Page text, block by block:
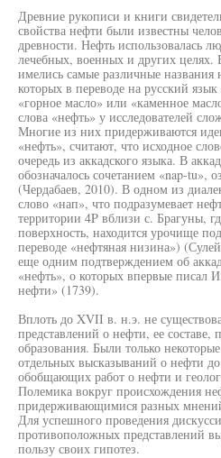
Древние рукописи и книги
свойства нефти были известны
древности. Нефть использовалась
лечебных, военных и других целях.
имелись самые различные
которых в переводе на русский
«горное масло» или «каменное
слова «нефть» у исследователей
Многие из них придерживаются
«нефть», считают, что исходное
очередь из аккадского языка. В
обозначалось сочетанием «nap-tu»,
(Чердабаев, 2010). В одном из
слово «нап», что подразумевает
территории 4P вблизи с. Брагуны,
поверхность, находится урочище
переводе «нефтяная низина»)
еще одним подтверждением об
«нефть», о которых впервые писал
нефти» (1739).
Вплоть до XVII в. н.э. не
представлений о нефти, ее
образования. Были только
отдельных высказываний о нефти
обобщающих работ о нефти и
Полемика вокруг происхождения
придерживающимися разных
Для успешного проведения
противоположных представлений
пользу своих гипотез.